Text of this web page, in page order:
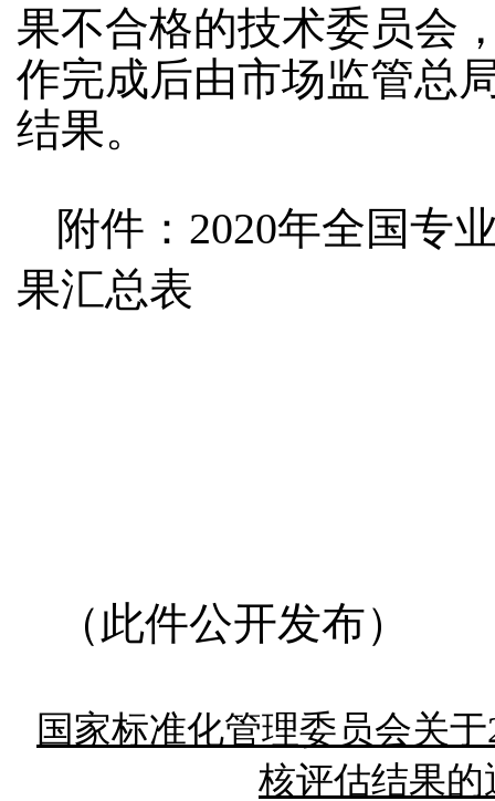
果不合格的技术委员会
作完成后由市场监管总
结果。
附件：2020年全国专
果汇总表
（此件公开发布）
国家标准化管理委员会关
核评估结果的